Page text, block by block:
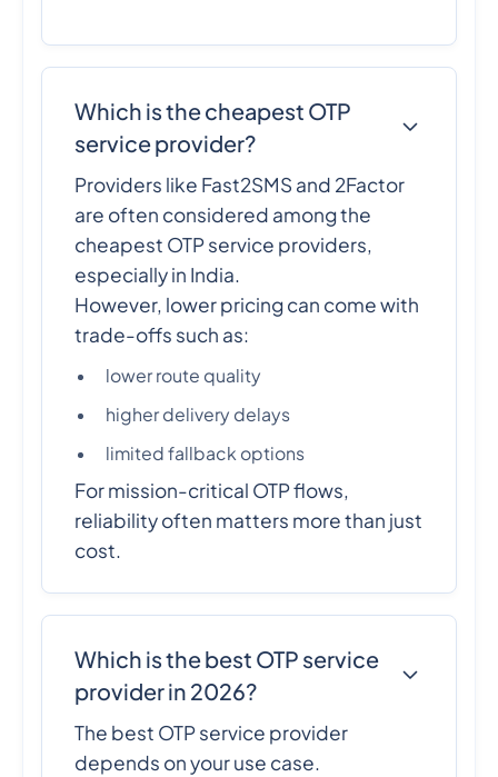
Which is the cheapest OTP
service provider?
Providers like Fast2SMS and 2Factor
are often considered among the
cheapest OTP service providers,
especially in India.
However, lower pricing can come with
trade-offs such as:
lower route quality
higher delivery delays
limited fallback options
For mission-critical OTP flows,
reliability often matters more than just
cost.
Which is the best OTP service
provider in 2026?
The best OTP service provider
depends on your use case.